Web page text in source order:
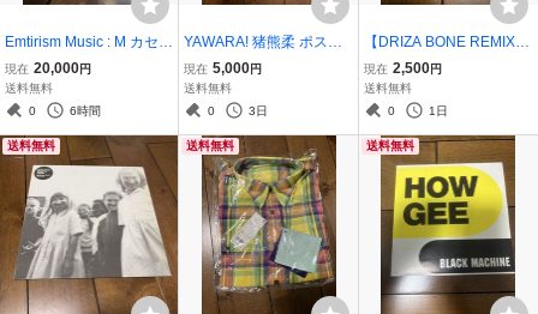
Emtirism Music : M カセッ
トテープ インディーズ
現在 20,000円
送料無料
0
6時間
YAWARA! 猪熊柔 ポスタ
ー 浦沢直樹 アニメグッ
ズ
現在 5,000円
送料無料
0
3日
【DRIZA BONE REMIX】
SHANICE I LOVE YOUR
SMILE (7inch) 7インチ so
ul funk
現在 2,500円
送料無料
0
1日
送料無料 送料無料 送料無料